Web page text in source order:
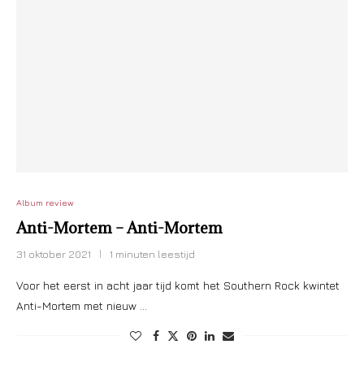
Album review
Anti-Mortem – Anti-Mortem
31 oktober 2021 1 minuten leestijd
Voor het eerst in acht jaar tijd komt het Southern Rock kwintet
Anti-Mortem met nieuw …